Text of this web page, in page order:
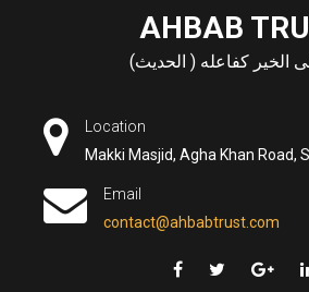
AHBAB
الخير كفاعله ( الحديث)
Location
Makki Masjid, Agha Khan Road,
Email
contact@ahbabtrust.com